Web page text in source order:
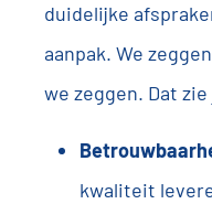
duidelijke
aanpak. We
we zeggen. Dat
kwaliteit